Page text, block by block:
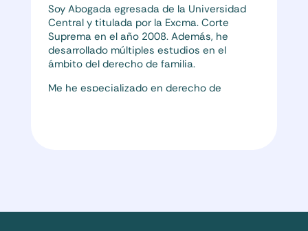
Soy Abogada egresada de la Universidad
Central y titulada por la Excma. Corte
Suprema en el año 2008. Además, he
desarrollado múltiples estudios en el
ámbito del derecho de familia.
Me he especializado en derecho de